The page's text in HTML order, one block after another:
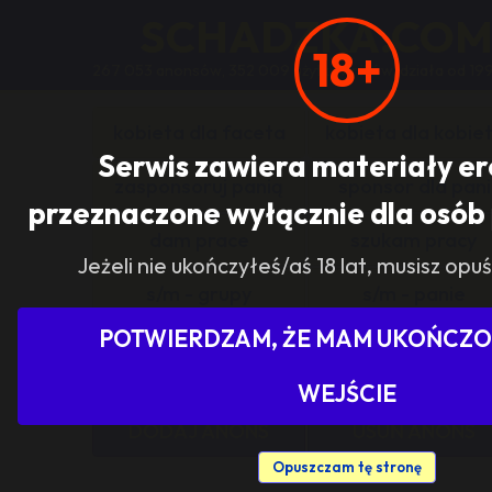
18+
Serwis zawiera materiały
przeznaczone wyłącznie dla
Jeżeli nie ukończyłeś/aś 18 lat, musisz
POTWIERDZAM, ŻE MAM
WEJŚCIE
Opuszczam tę stronę
SCHADZKA.COM
267 053 anonsów, 352 009 użytkowników, działa od
sponsor dla pani
Pokaż tylko ogłoszenia z
DODAJ ANONS USUŃ ANONS